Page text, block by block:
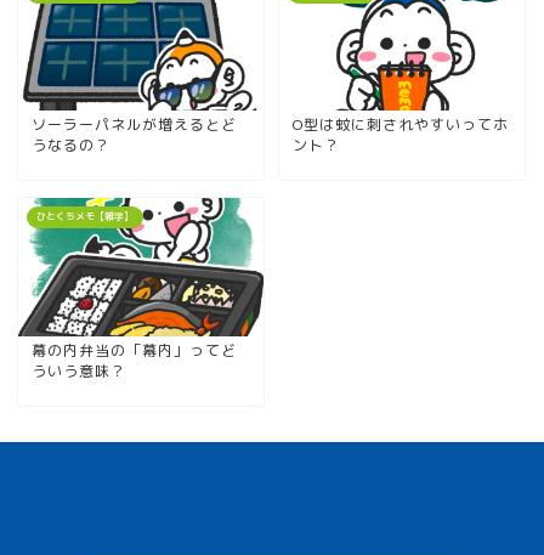
ソーラーパネルが増えるとど
うなるの？
O型は蚊に刺されやすいってホ
ント？
ひとくちメモ【雑学】
幕の内弁当の「幕内」ってど
ういう意味？